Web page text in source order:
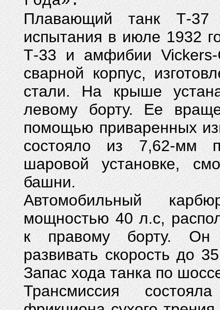
Плавающий танк Т-
испытания в июле 1932
Т-33 и амфибии Vickers-
сварной корпус,
стали. На крыше
левому борту. Ее
помощью приваренных
состояло из 7,62-мм
шаровой установке,
башни.
Автомобильный
мощностью 40 л.с,
к правому борту. Он
развивать скорость до
Запас хода танка по
Трансмиссия